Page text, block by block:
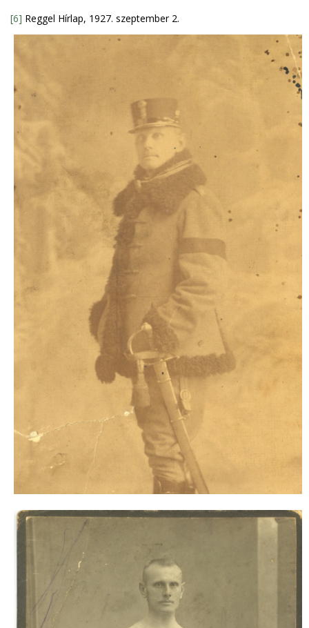
[6] Reggel Hírlap, 1927. szeptember 2.